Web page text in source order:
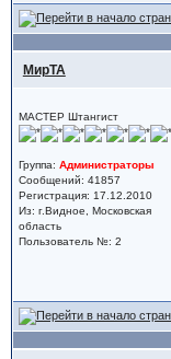
МирТА
МАСТЕР Штангист
Группа: Администраторы
Сообщений: 41857
Регистрация: 17.12.2010
Из: г.Видное, Московская
область
Пользователь №: 2